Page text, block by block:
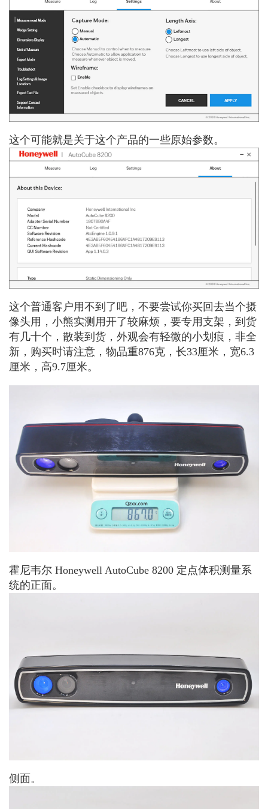
这个可能就是关于这个产品的一些原始参数。
这个普通客户用不到了吧，不要尝试你买回去当个摄
像头用，小熊实测用开了较麻烦，要专用支架，到货
有几十个，散装到货，外观会有轻微的小划痕，非全
新，购买时请注意，物品重876克，长33厘米，宽6.3
厘米，高9.7厘米。
霍尼韦尔 Honeywell AutoCube 8200 定点体积测量系
统的正面。
侧面。